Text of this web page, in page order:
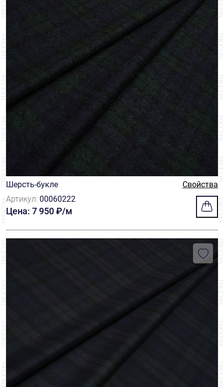
Шерсть-букле
Свойства
Артикул: 00060222
Цена: 7 950 ₽/м